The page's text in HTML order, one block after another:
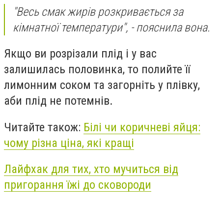
"Весь смак жирів розкривається за
кімнатної температури", - пояснила вона.
Якщо ви розрізали плід і у вас
залишилась половинка, то полийте її
лимонним соком та загорніть у плівку,
аби плід не потемнів.
Читайте також: Білі чи коричневі яйця:
чому різна ціна, які кращі
Лайфхак для тих, хто мучиться від
пригорання їжі до сковороди